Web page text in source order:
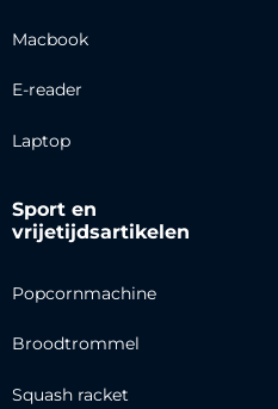
Macbook
E-reader
Laptop
Sport en
vrijetijdsartikelen
Popcornmachine
Broodtrommel
Squash racket